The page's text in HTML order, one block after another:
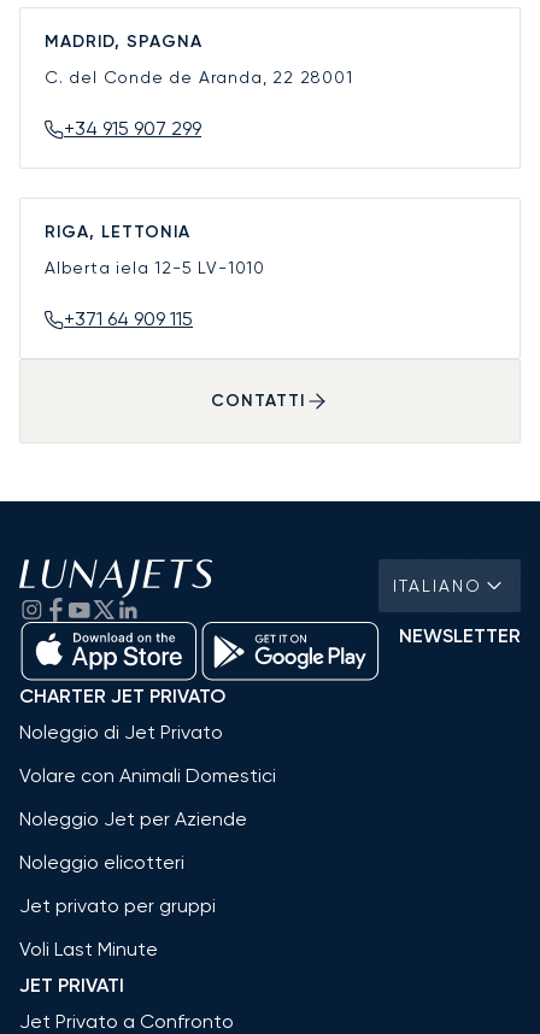
MADRID, SPAGNA
C. del Conde de Aranda, 22 28001
+34 915 907 299
RIGA, LETTONIA
Alberta iela 12-5 LV-1010
+371 64 909 115
CONTATTI
ITALIANO
NEWSLETTER
CHARTER JET PRIVATO
Noleggio di Jet Privato
Volare con Animali Domestici
Noleggio Jet per Aziende
Noleggio elicotteri
Jet privato per gruppi
Voli Last Minute
JET PRIVATI
Jet Privato a Confronto